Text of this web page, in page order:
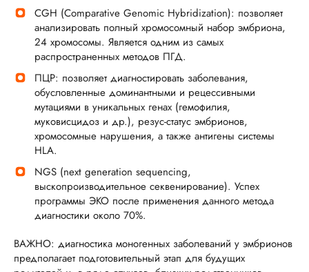
CGH (Comparative Genomic Hybridization): позволяет
анализировать полный хромосомный набор эмбриона,
24 хромосомы. Является одним из самых
распространенных методов ПГД.
ПЦР: позволяет диагностировать заболевания,
обусловленные доминантными и рецессивными
мутациями в уникальных генах (гемофилия,
муковисцидоз и др.), резус-статус эмбрионов,
хромосомные нарушения, а также антигены системы
HLA.
NGS (next generation sequencing,
выскопроизводительное секвенирование). Успех
программы ЭКО после применения данного метода
диагностики около 70%.
ВАЖНО: диагностика моногенных заболеваний у эмбрионов
предполагает подготовительный этап для будущих